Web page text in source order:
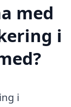
med
i
i